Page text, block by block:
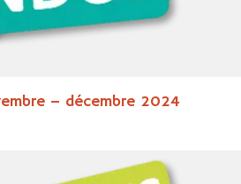
– décembre 2024